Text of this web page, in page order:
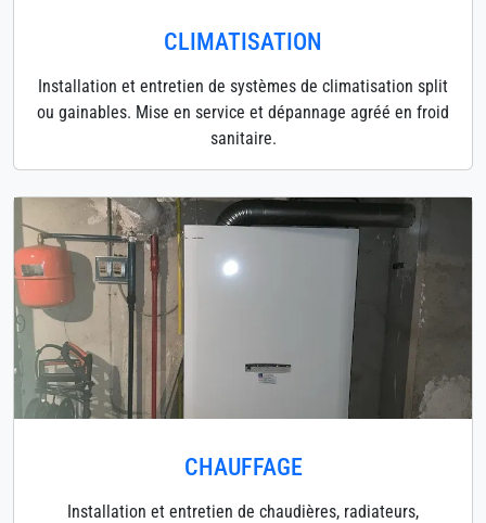
CLIMATISATION
Installation et entretien de systèmes de climatisation split
ou gainables. Mise en service et dépannage agréé en froid
sanitaire.
CHAUFFAGE
Installation et entretien de chaudières, radiateurs,